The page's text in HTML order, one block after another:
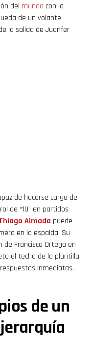
del mundo con la
de un volante
la salida de Juanfer
de hacerse cargo de
de “10” en partidos
Almada puede
en la espalda. Su
de Francisco Ortega en
el techo de la plantilla
inmediatas.
de un